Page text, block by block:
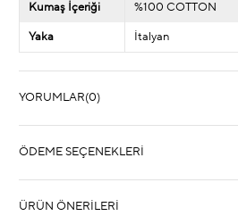
Kumaş İçeriği %100 COTTON
Yaka İtalyan
YORUMLAR(0)
ÖDEME SEÇENEKLERI
ÜRÜN ÖNERILERI